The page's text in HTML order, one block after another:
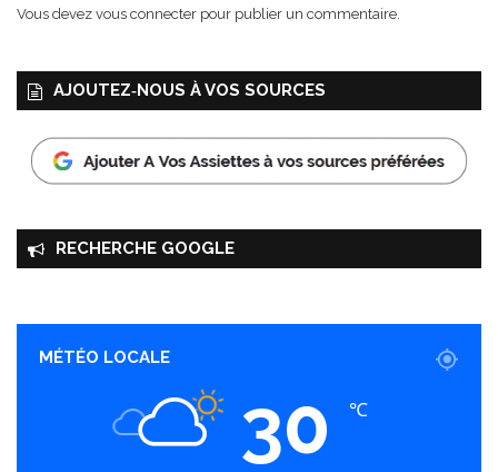
Vous devez vous connecter pour publier un commentaire.
AJOUTEZ‑NOUS À VOS SOURCES
RECHERCHE GOOGLE
MÉTÉO LOCALE
30 ℃